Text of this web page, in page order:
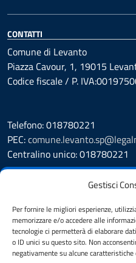
Gestisci
Per fornire le migliori esperienze,
memorizzare e/o accedere alle
tecnologie ci permetterà di elaborare
o ID unici su questo sito. Non
negativamente su alcune caratteristiche
CONTATTI
Comune di Levanto
Piazza Cavour, 1, 19015
Codice fiscale / P.
Telefono: 018780221
PEC:
Centralino unico: 018780221
Prenotazione appuntamento
Segnalazione disservizio
Whistleblowing
Amministrazione Trasparente
Albo Pretorio